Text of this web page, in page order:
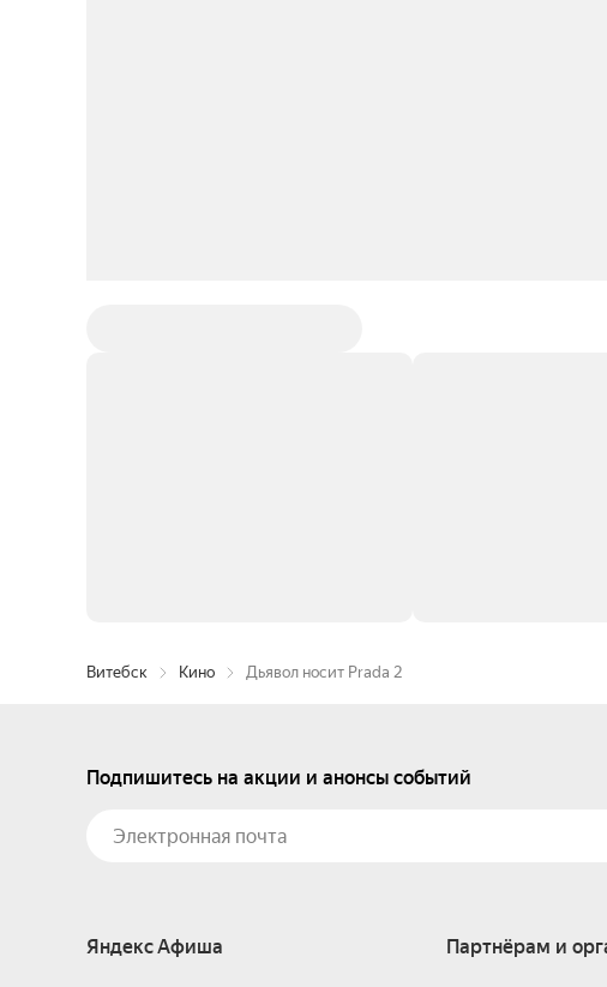
Витебск Кино Дьявол носит Prada 2
Подпишитесь на акции и анонсы событий
Яндекс Афиша Партнёрам и